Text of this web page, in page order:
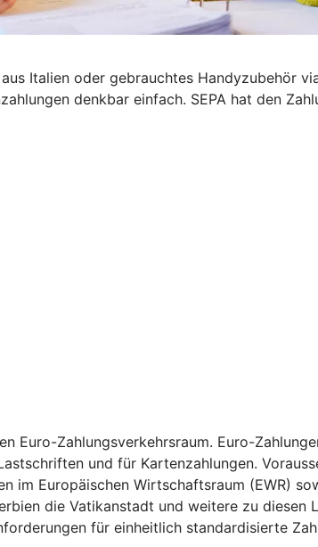
Italien oder gebrauchtes Handyzubehör
denkbar einfach. SEPA hat den
Euro-Zahlungsverkehrsraum. Euro-
und für Kartenzahlungen.
im Europäischen Wirtschaftsraum (EWR)
die Vatikanstadt und weitere zu
für einheitlich standardisierte